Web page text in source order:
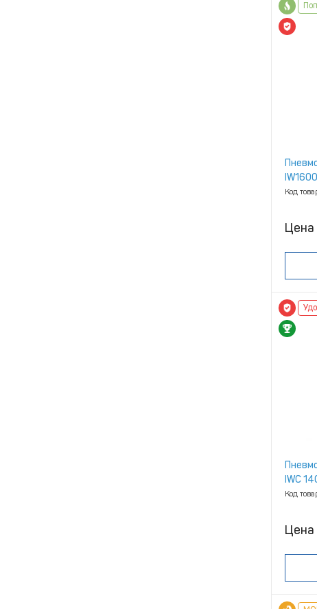
Код
Цена
IWC
Код
Цена